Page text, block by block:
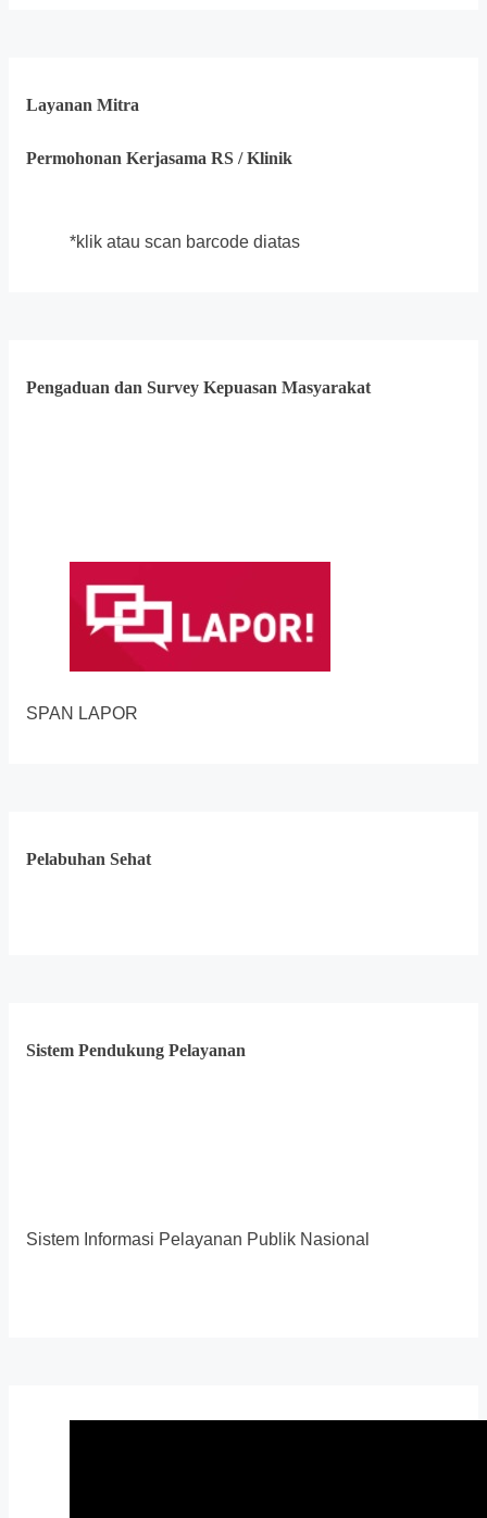
Layanan Mitra
Permohonan Kerjasama RS / Klinik
*klik atau scan barcode diatas
Pengaduan dan Survey Kepuasan Masyarakat
SPAN LAPOR
Pelabuhan Sehat
Sistem Pendukung Pelayanan
Sistem Informasi Pelayanan Publik Nasional